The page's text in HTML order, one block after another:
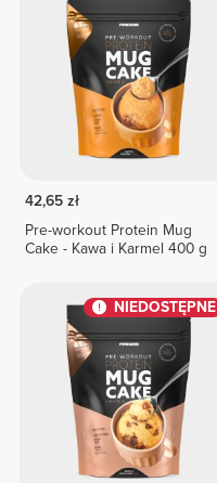
42,65 zł
Pre-workout Protein Mug
Cake - Kawa i Karmel 400 g
NIEDOSTĘPNE